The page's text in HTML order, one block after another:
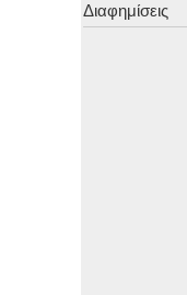
Διαφημίσεις